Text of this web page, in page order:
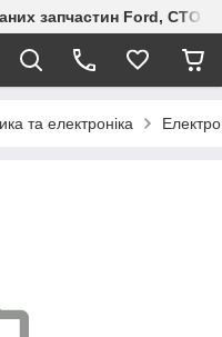
запчастин Ford, СТО
та електроніка